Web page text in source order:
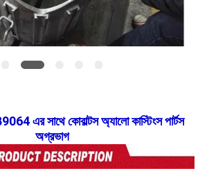
এর সাথে কোবাল্টস অ্যালো কাস্টিংস পার্টস
অগ্রভাগ